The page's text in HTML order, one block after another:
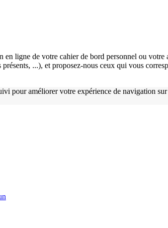
ligne de votre cahier de bord personnel ou
...), et proposez-nous ceux qui vous
pour améliorer votre expérience de navigation